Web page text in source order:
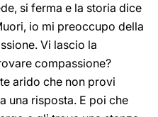
si ferma e la storia dice
io mi preoccupo della
Vi lascio la
compassione?
arido che non provi
una risposta. E poi che